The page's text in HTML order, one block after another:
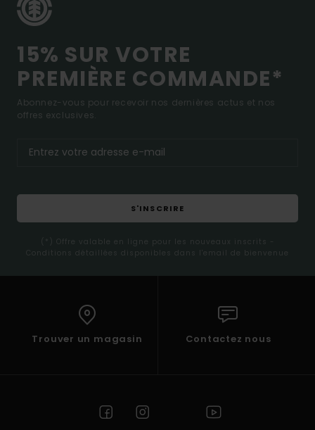
15% SUR VOTRE
PREMIÈRE COMMANDE*
Abonnez-vous pour recevoir nos dernières actus et nos
offres exclusives.
S'INSCRIRE
(*) Offre valable en ligne pour les nouveaux inscrits -
Conditions détaillées disponibles dans l'email de bienvenue
Trouver un magasin Contactez nous